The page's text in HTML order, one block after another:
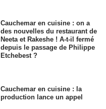
Cauchemar en cuisine : on a
des nouvelles du restaurant de
Neeta et Rakeshe ! A-t-il fermé
depuis le passage de Philippe
Etchebest ?
Cauchemar en cuisine : la
production lance un appel